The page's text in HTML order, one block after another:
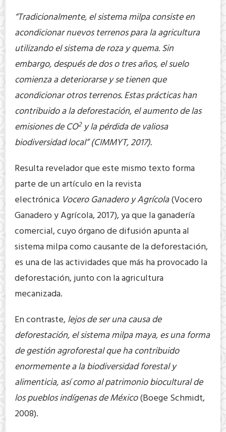
“Tradicionalmente, el sistema milpa consiste en
acondicionar nuevos terrenos para la agricultura
utilizando el sistema de roza y quema. Sin
embargo, después de dos o tres años, el suelo
comienza a deteriorarse y se tienen que
acondicionar otros terrenos. Estas prácticas han
contribuido a la deforestación, el aumento de las
emisiones de CO2y la pérdida de valiosa
biodiversidad local” (CIMMYT, 2017).
Resulta revelador que este mismo texto forma
parte de un artículo en la revista
electrónica Vocero Ganadero y Agrícola(Vocero
Ganadero y Agrícola, 2017), ya que la ganadería
comercial, cuyo órgano de difusión apunta al
sistema milpa como causante de la deforestación,
es una de las actividades que más ha provocado la
deforestación, junto con la agricultura
mecanizada.
En contraste,lejos de ser una causa de
deforestación, el sistema milpa maya, es una forma
de gestión agroforestal que ha contribuido
enormemente a la biodiversidad forestal y
alimenticia, así como al patrimonio biocultural de
los pueblos indígenas de México(Boege Schmidt,
2008).